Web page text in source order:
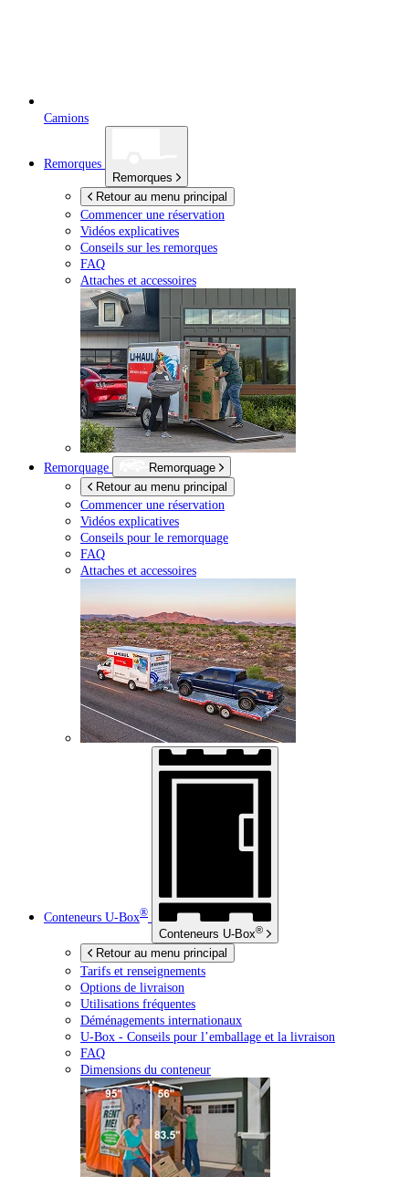
Camions
Remorques
Remorques
Retour au menu principal
Commencer une réservation
Vidéos explicatives
Conseils sur les remorques
FAQ
Attaches et accessoires
Remorquage
Remorquage
Retour au menu principal
Commencer une réservation
Vidéos explicatives
Conseils pour le remorquage
FAQ
Attaches et accessoires
Conteneurs U-Box®
Conteneurs U-Box®
Retour au menu principal
Tarifs et renseignements
Options de livraison
Utilisations fréquentes
Déménagements internationaux
U-Box - Conseils pour l’emballage et la livraison
FAQ
Dimensions du conteneur